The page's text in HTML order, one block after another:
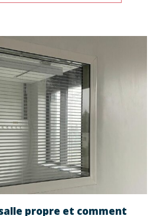
salle propre et comment